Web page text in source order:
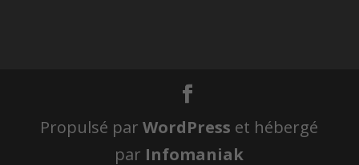
Propulsé parWordPress et hébergé
par Infomaniak